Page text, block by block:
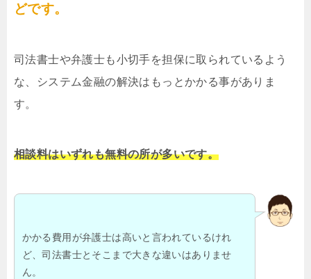
どです。
司法書士や弁護士も小切手を担保に取られているよう
な、システム金融の解決はもっとかかる事がありま
す。
相談料はいずれも無料の所が多いです。
かかる費用が弁護士は高いと言われているけれ
ど、司法書士とそこまで大きな違いはありませ
ん。